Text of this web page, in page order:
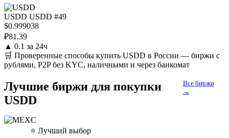
USDD USDD #49
$0.999038
₽81.39
▲ 0.1 за 24ч
🛒 Проверенные способы купить USDD в России — биржи с
рублями, P2P без KYC, наличными и через банкомат
Лучшие биржи для покупки
USDD
Все биржи
→
⭐ Лучший выбор